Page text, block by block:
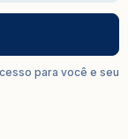
para você e seu